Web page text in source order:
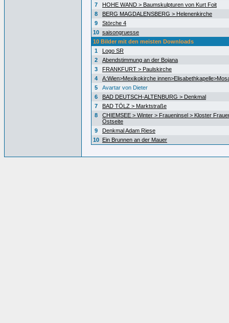
7
HOHE WAND > Baumskulpturen von Kurt Foit
8
BERG MAGDALENSBERG > Helenenkirche
9
Störche 4
10 saisongruesse
10 Bilder mit den meisten Downloads
1
Logo SR
2
Abendstimmung an der Bojana
3
FRANKFURT > Paulskirche
4
A:Wien>Mexikokirche
5
Avartar von Dieter
6
BAD DEUTSCH-ALTENBURG > Denkmal
7
BAD TÖLZ > Marktstraße
8
CHIEMSEE > Winter > Fraueninsel > Kloster
Ostseite
9
Denkmal Adam Riese
10 Ein Brunnen an der Mauer